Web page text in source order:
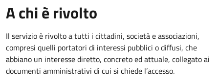
A chi è rivolto
Il servizio è rivolto a tutti i cittadini, società e associazioni,
compresi quelli portatori di interessi pubblici o diffusi, che
abbiano un interesse diretto, concreto ed attuale, collegato ai
documenti amministrativi di cui si chiede l’accesso.